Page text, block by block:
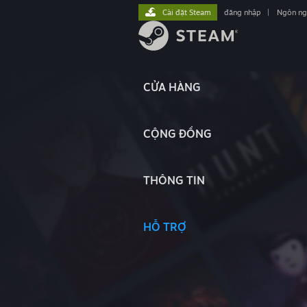
CỬA HÀNG
CỘNG ĐỒNG
THÔNG TIN
HỖ TRỢ
Cài đặt Steam đăng nhập Ngôn